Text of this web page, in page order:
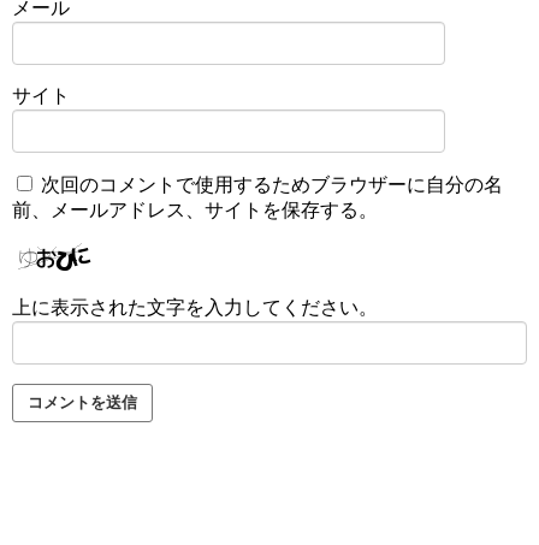
メール
サイト
次回のコメントで使用するためブラウザーに自分の名
前、メールアドレス、サイトを保存する。
上に表示された文字を入力してください。